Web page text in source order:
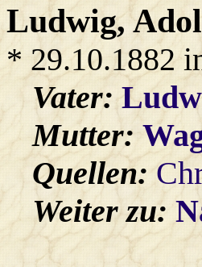
Ludwig,
* 29.10.1882
Vater:
Mutter:
Quellen:
Weiter zu: